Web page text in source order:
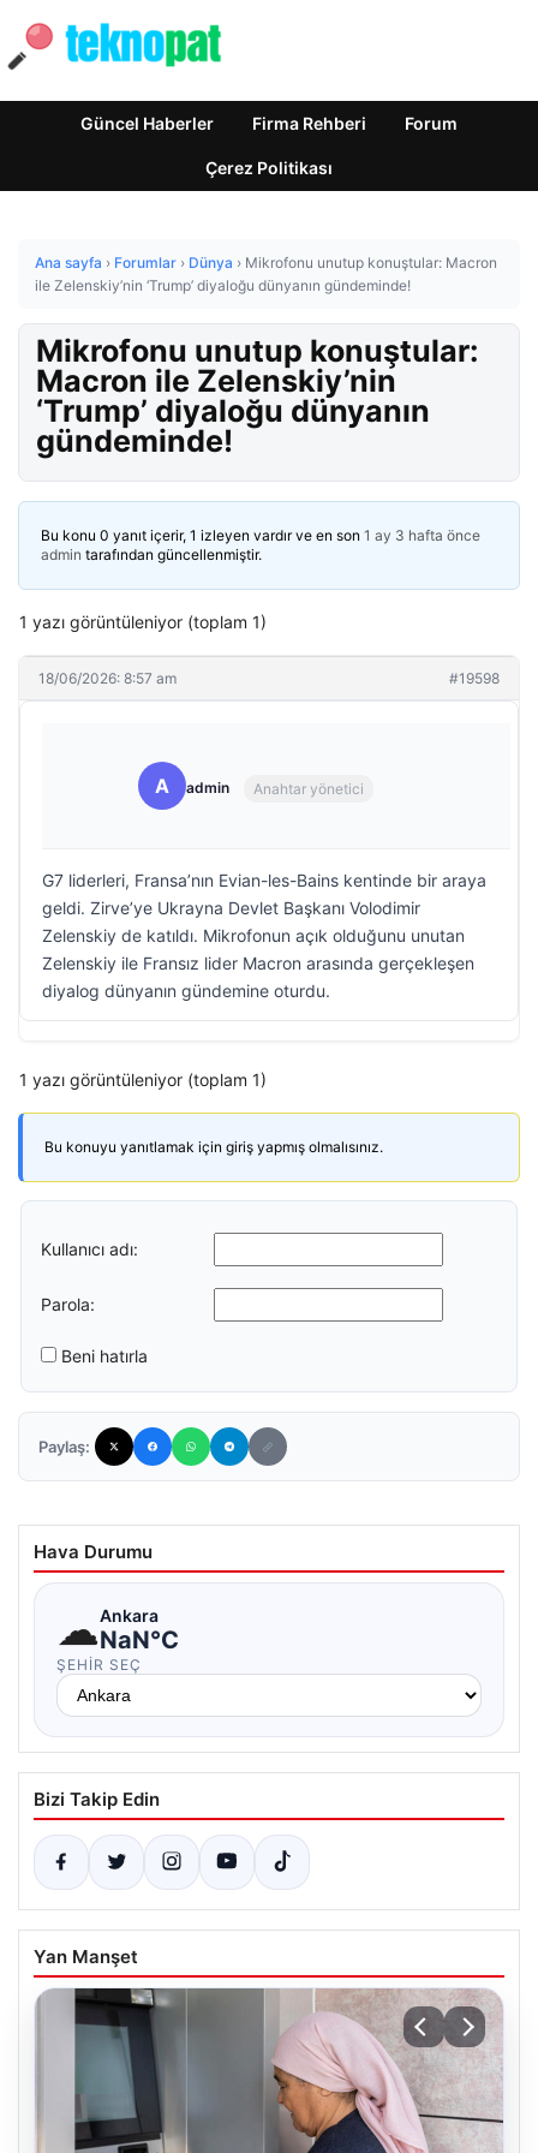
Güncel Haberler Firma Rehberi Forum
Çerez Politikası
Ana sayfa › Forumlar › Dünya › Mikrofonu unutup konuştular: Macron
ile Zelenskiy’nin ‘Trump’ diyaloğu dünyanın gündeminde!
Mikrofonu unutup konuştular:
Macron ile Zelenskiy’nin
‘Trump’ diyaloğu dünyanın
gündeminde!
Bu konu 0 yanıt içerir, 1 izleyen vardır ve en son 1 ay 3 hafta önce
admin tarafından güncellenmiştir.
1 yazı görüntüleniyor (toplam 1)
18/06/2026: 8:57 am #19598
A admin Anahtar yönetici
G7 liderleri, Fransa’nın Evian-les-Bains kentinde bir araya
geldi. Zirve’ye Ukrayna Devlet Başkanı Volodimir
Zelenskiy de katıldı. Mikrofonun açık olduğunu unutan
Zelenskiy ile Fransız lider Macron arasında gerçekleşen
diyalog dünyanın gündemine oturdu.
1 yazı görüntüleniyor (toplam 1)
Bu konuyu yanıtlamak için giriş yapmış olmalısınız.
Kullanıcı adı:
Parola:
Beni hatırla
Paylaş:
Hava Durumu
☁Ankara
NaN°C
ŞEHIR SEÇ
Bizi Takip Edin
Yan Manşet